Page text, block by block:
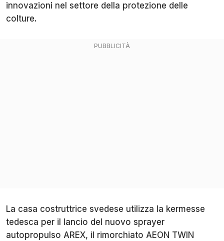
innovazioni nel settore della protezione delle
colture.
La casa costruttrice svedese utilizza la kermesse
tedesca per il lancio del nuovo sprayer
autopropulso AREX, il rimorchiato AEON TWIN